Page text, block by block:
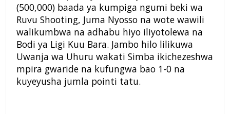
(500,000) baada ya kumpiga ngumi beki wa
Ruvu Shooting, Juma Nyosso na wote wawili
walikumbwa na adhabu hiyo iliyotolewa na
Bodi ya Ligi Kuu Bara. Jambo hilo lilikuwa
Uwanja wa Uhuru wakati Simba ikichezeshwa
mpira gwaride na kufungwa bao 1-0 na
kuyeyusha jumla pointi tatu.